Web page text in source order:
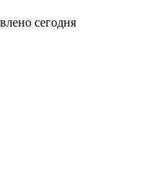
сегодня